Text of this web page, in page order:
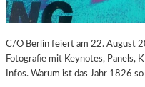
C/O Berlin feiert am 22. August
Fotografie mit Keynotes, Panels,
Infos. Warum ist das Jahr 1826